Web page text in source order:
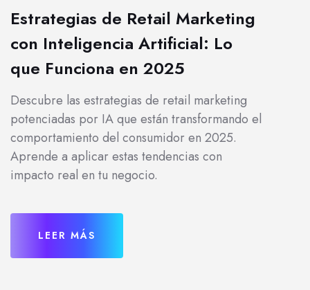
Estrategias de Retail Marketing
con Inteligencia Artificial: Lo
que Funciona en 2025
Descubre las estrategias de retail marketing
potenciadas por IA que están transformando el
comportamiento del consumidor en 2025.
Aprende a aplicar estas tendencias con
impacto real en tu negocio.
LEER MÁS